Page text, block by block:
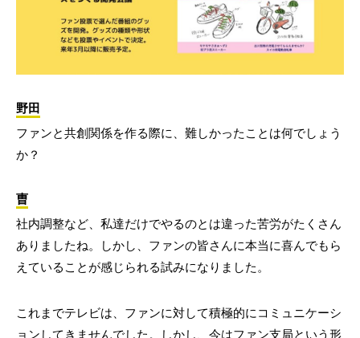
野田
ファンと共創関係を作る際に、難しかったことは何でしょう
か？
曺
社内調整など、私達だけでやるのとは違った苦労がたくさん
ありましたね。しかし、ファンの皆さんに本当に喜んでもら
えていることが感じられる試みになりました。
これまでテレビは、ファンに対して積極的にコミュニケーシ
ョンしてきませんでした。しかし、今はファン支局という形